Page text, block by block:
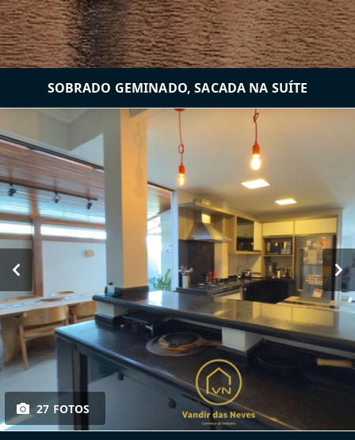
SOBRADO GEMINADO, SACADA NA SUÍTE
27 FOTOS